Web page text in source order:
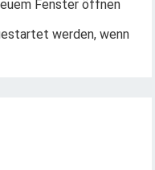
Fenster öffnen
werden, wenn